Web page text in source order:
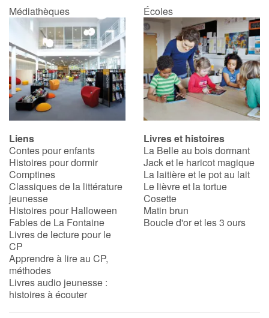
Médiathèques Écoles
Liens
Contes pour enfants
Histoires pour dormir
Comptines
Classiques de la littérature
jeunesse
Histoires pour Halloween
Fables de La Fontaine
Livres de lecture pour le
CP
Apprendre à lire au CP,
méthodes
Livres audio jeunesse :
histoires à écouter
Livres et histoires
La Belle au bois dormant
Jack et le haricot magique
La laitière et le pot au lait
Le lièvre et la tortue
Cosette
Matin brun
Boucle d'or et les 3 ours